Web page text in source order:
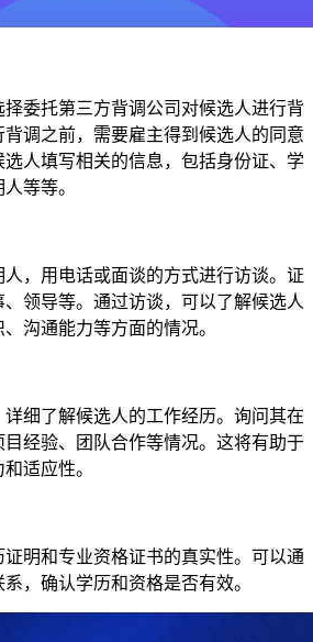
委托第三方背调公司对候选人进行背
调之前，需要雇主得到候选人的同意
人填写相关的信息，包括身份证、学
等等。
，用电话或面谈的方式进行访谈。证
领导等。通过访谈，可以了解候选人
沟通能力等方面的情况。
细了解候选人的工作经历。询问其在
经验、团队合作等情况。这将有助于
适应性。
明和专业资格证书的真实性。可以通
，确认学历和资格是否有效。